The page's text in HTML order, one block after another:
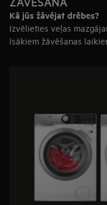
Kā jūs žāvējat drēbes?
Izvēlieties veļas
īsākiem žāvēšanas
aizsargā katru šķiedru.